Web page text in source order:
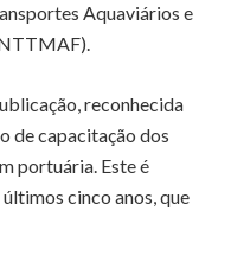
Aquaviários e
reconhecida
de capacitação dos
portuária. Este é
cinco anos, que